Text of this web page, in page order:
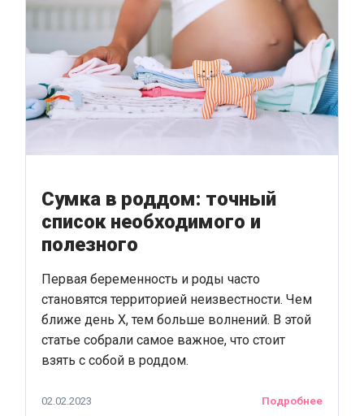
Сумка в роддом: точный
список необходимого и
полезного
Первая беременность и роды часто
становятся территорией неизвестности. Чем
ближе день Х, тем больше волнений. В этой
статье собрали самое важное, что стоит
взять с собой в роддом.
02.02.2023 Подробнее